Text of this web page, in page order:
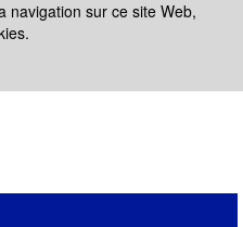
navigation sur ce site Web,